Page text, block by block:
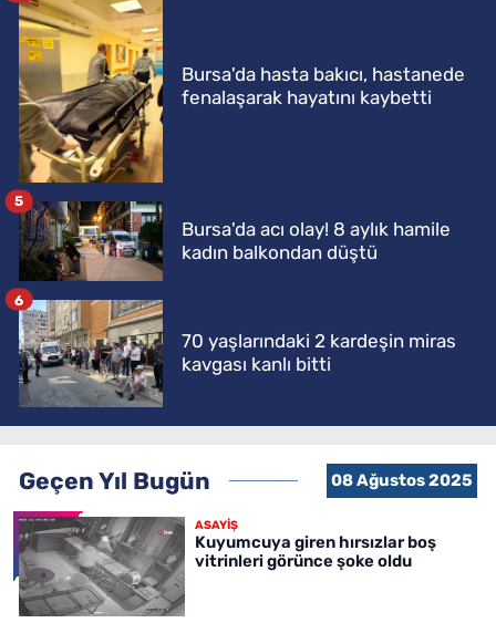
Bursa'da hasta bakıcı, hastanede
fenalaşarak hayatını kaybetti
Bursa'da acı olay! 8 aylık hamile
kadın balkondan düştü
5
70 yaşlarındaki 2 kardeşin miras
kavgası kanlı bitti
6
Geçen Yıl Bugün 08 Ağustos 2025
ASAYİŞ
Kuyumcuya giren hırsızlar boş
vitrinleri görünce şoke oldu